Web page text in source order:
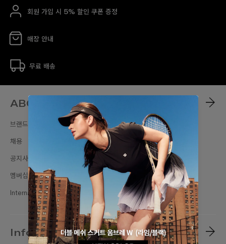
회원 가입 시 5% 할인 쿠폰 증정
매장 안내
무료 배송
ABOUT
브랜드스토리
채용
공지사항
멤버십
International Sites
Information